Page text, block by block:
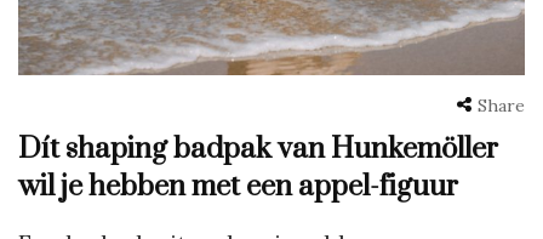
Share
Dít shaping badpak van Hunkemöller
wil je hebben met een appel-figuur